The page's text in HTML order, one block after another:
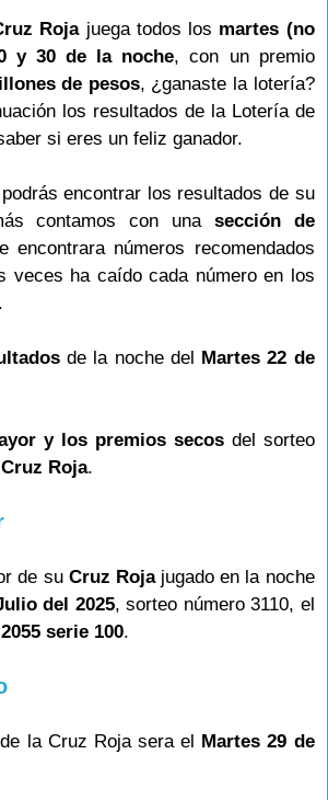
Rojajuega todos los martes (no
y 30 de la noche, con un premio
de pesos, ¿ganaste la lotería?
los resultados de la Lotería de
si eres un feliz ganador.
encontrar los resultados de su
contamos con una sección de
encontrara números recomendados
veces ha caído cada número en los
de la noche del Martes 22 de
y los premios secosdel sorteo
Cruz Roja.
de su Cruz Rojajugado en la noche
del 2025, sorteo número 3110, el
2055 serie 100.
la Cruz Roja sera el Martes 29 de